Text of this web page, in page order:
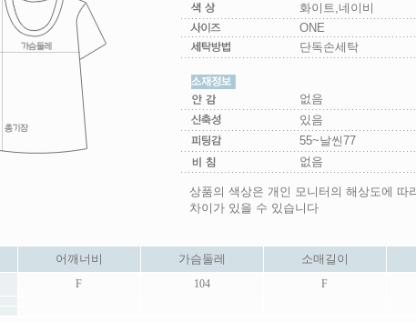
화이트,네이비
ONE
단독손세탁
없음
있음
55~날씬77
없음
상품의 색상은 개인 모니터의 해상도에 따
차이가 있을 수 있습니다
어깨너비 가슴둘레
소매길이
F 104 F